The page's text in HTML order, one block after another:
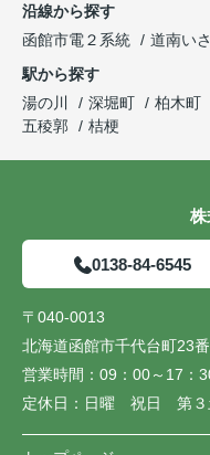
沿線から探す
函館市電２系統
道南い
駅から探す
湯の川
深堀町 柏木町
五稜郭
桔梗
0138-84-6545
〒040-0013
北海道函館市千代台町23
営業時間： 09：00～17：
定休日： 日曜 祝日 第３